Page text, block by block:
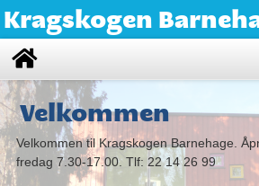
Kragskogen
Velkommen
Velkommen til Kragskogen Barnehage.
fredag 7.30-17.00. Tlf: 22 14 26 99